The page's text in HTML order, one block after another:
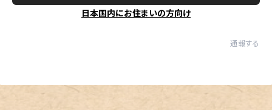
日本国内にお住まいの方向け
通報する